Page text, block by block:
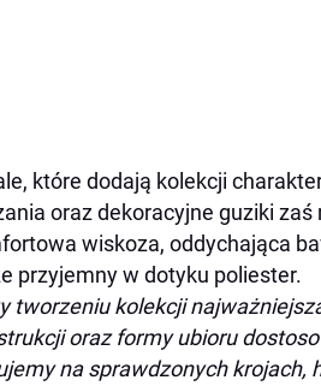
które dodają kolekcji
oraz dekoracyjne guziki
wiskoza, oddychająca
przyjemny w dotyku poliester.
tworzeniu kolekcji
oraz formy ubioru
na sprawdzonych krojach,